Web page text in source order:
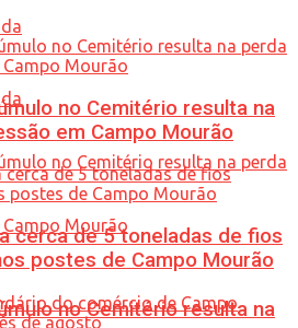
no Cemitério resulta na
no Cemitério resulta na
em Campo Mourão
cerca de 5 toneladas de fios
postes de Campo Mourão